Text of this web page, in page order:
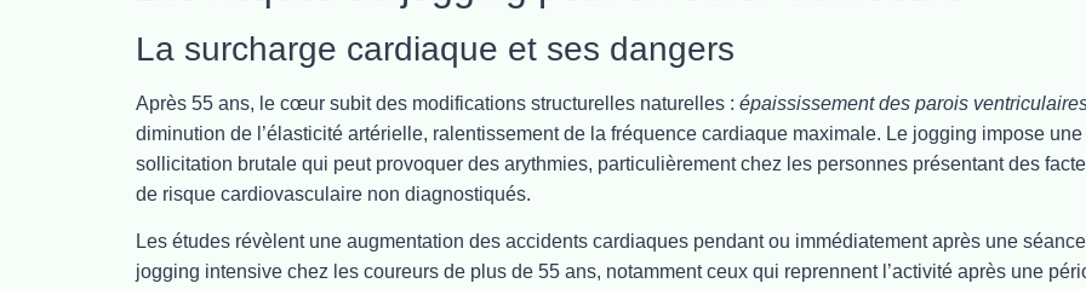
La surcharge cardiaque et ses dangers
Après 55 ans, le cœur subit des modifications structurelles naturelles : épaississement des parois
diminution de l’élasticité artérielle, ralentissement de la fréquence cardiaque maximale. Le jogging impose une
sollicitation brutale qui peut provoquer des arythmies, particulièrement chez les personnes présentant des
de risque cardiovasculaire non diagnostiqués.
Les études révèlent une augmentation des accidents cardiaques pendant ou immédiatement après une
jogging intensive chez les coureurs de plus de 55 ans, notamment ceux qui reprennent l’activité après une